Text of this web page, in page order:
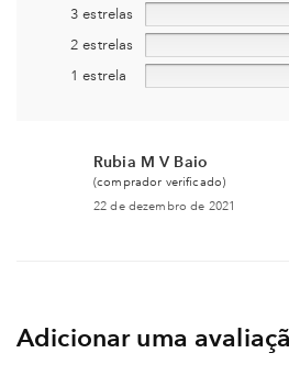
3 estrelas
2 estrelas
1 estrela
Rubia M V Baio
(comprador verificado)
22 de dezembro de 2021
Adicionar uma